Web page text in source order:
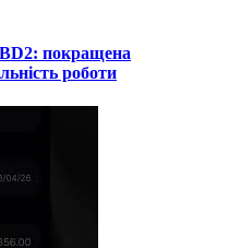
покращена
роботи